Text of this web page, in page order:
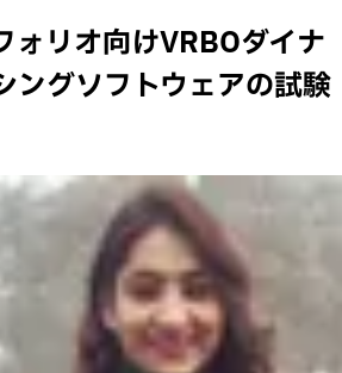
ォリオ向けVRBOダイナ
ングソフトウェアの試験